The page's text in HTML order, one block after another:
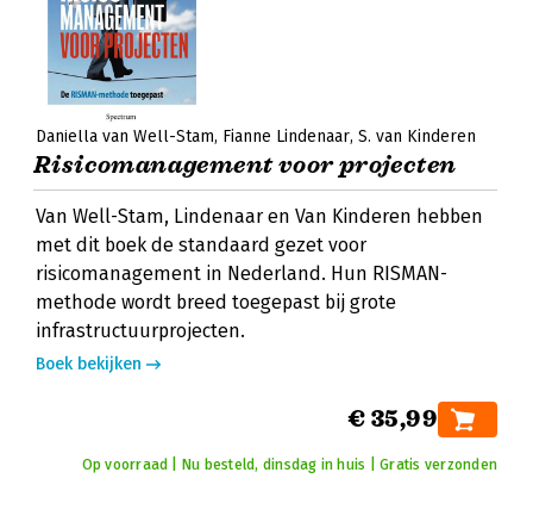
Daniella van Well-Stam Fianne Lindenaar S. van Kinderen
Risicomanagement voor projecten
Van Well-Stam, Lindenaar en Van Kinderen hebben
met dit boek de standaard gezet voor
risicomanagement in Nederland. Hun RISMAN-
methode wordt breed toegepast bij grote
infrastructuurprojecten.
Boek bekijken
€ 35,99
Op voorraad | Nu besteld, dinsdag in huis | Gratis verzonden